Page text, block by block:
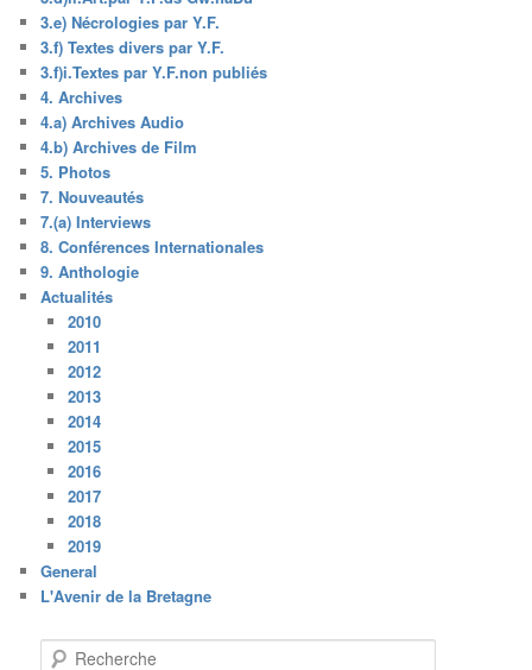
3.e) Nécrologies par Y.F.
3.f) Textes divers par Y.F.
3.f)i.Textes par Y.F.non publiés
4. Archives
4.a) Archives Audio
4.b) Archives de Film
5. Photos
7. Nouveautés
7.(a) Interviews
8. Conférences Internationales
9. Anthologie
Actualités
2010
2011
2012
2013
2014
2015
2016
2017
2018
2019
General
L'Avenir de la Bretagne